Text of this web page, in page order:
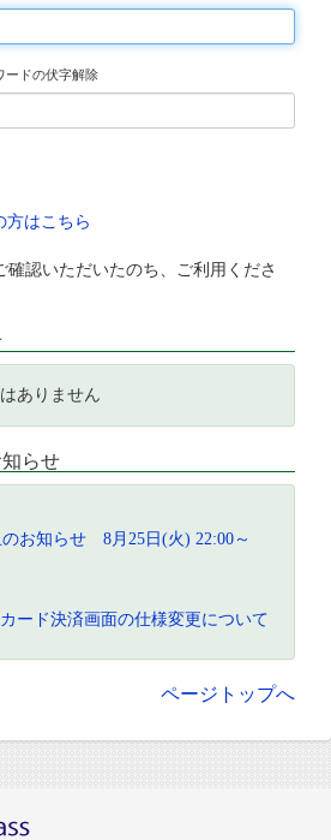
ードの伏字解除
方はこちら
確認いただいたのち、ご利用くださ
ありません
らせ
お知らせ 8月25日(火) 22:00～
ード決済画面の仕様変更について
ページトップへ